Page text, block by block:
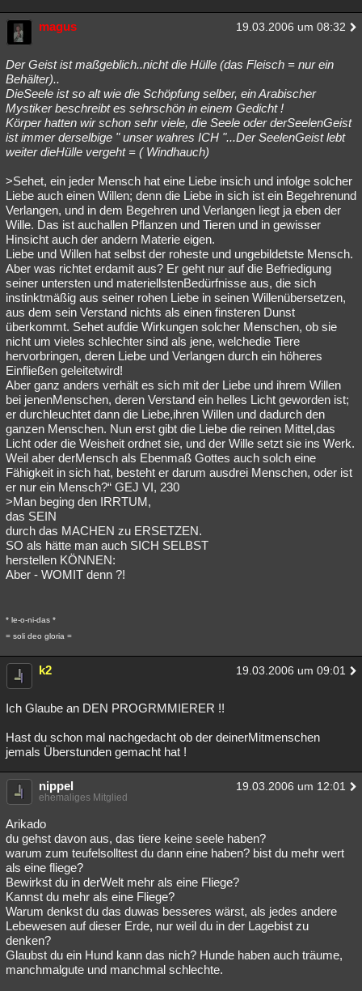
magus 19.03.2006 um 08:32
Der Geist ist maßgeblich..nicht die Hülle (das Fleisch = nur ein
Behälter)..
DieSeele ist so alt wie die Schöpfung selber, ein Arabischer
Mystiker beschreibt es sehrschön in einem Gedicht !
Körper hatten wir schon sehr viele, die Seele oder derSeelenGeist
ist immer derselbige " unser wahres ICH "...Der SeelenGeist lebt
weiter dieHülle vergeht = ( Windhauch)
>Sehet, ein jeder Mensch hat eine Liebe insich und infolge solcher
Liebe auch einen Willen; denn die Liebe in sich ist ein Begehrenund
Verlangen, und in dem Begehren und Verlangen liegt ja eben der
Wille. Das ist auchallen Pflanzen und Tieren und in gewisser
Hinsicht auch der andern Materie eigen.
Liebe und Willen hat selbst der roheste und ungebildetste Mensch.
Aber was richtet erdamit aus? Er geht nur auf die Befriedigung
seiner untersten und materiellstenBedürfnisse aus, die sich
instinktmäßig aus seiner rohen Liebe in seinen Willenübersetzen,
aus dem sein Verstand nichts als einen finsteren Dunst
überkommt. Sehet aufdie Wirkungen solcher Menschen, ob sie
nicht um vieles schlechter sind als jene, welchedie Tiere
hervorbringen, deren Liebe und Verlangen durch ein höheres
Einfließen geleitetwird!
Aber ganz anders verhält es sich mit der Liebe und ihrem Willen
bei jenenMenschen, deren Verstand ein helles Licht geworden ist;
er durchleuchtet dann die Liebe,ihren Willen und dadurch den
ganzen Menschen. Nun erst gibt die Liebe die reinen Mittel,das
Licht oder die Weisheit ordnet sie, und der Wille setzt sie ins Werk.
Weil aber derMensch als Ebenmaß Gottes auch solch eine
Fähigkeit in sich hat, besteht er darum ausdrei Menschen, oder ist
er nur ein Mensch?“ GEJ VI, 230
>Man beging den IRRTUM,
das SEIN
durch das MACHEN zu ERSETZEN.
SO als hätte man auch SICH SELBST
herstellen KÖNNEN:
Aber - WOMIT denn ?!
* le-o-ni-das *
= soli deo gloria =
k2 19.03.2006 um 09:01
Ich Glaube an DEN PROGRMMIERER !!
Hast du schon mal nachgedacht ob der deinerMitmenschen
jemals Überstunden gemacht hat !
nippel 19.03.2006 um 12:01
ehemaliges Mitglied
Arikado
du gehst davon aus, das tiere keine seele haben?
warum zum teufelsolltest du dann eine haben? bist du mehr wert
als eine fliege?
Bewirkst du in derWelt mehr als eine Fliege?
Kannst du mehr als eine Fliege?
Warum denkst du das duwas besseres wärst, als jedes andere
Lebewesen auf dieser Erde, nur weil du in der Lagebist zu
denken?
Glaubst du ein Hund kann das nich? Hunde haben auch träume,
manchmalgute und manchmal schlechte.